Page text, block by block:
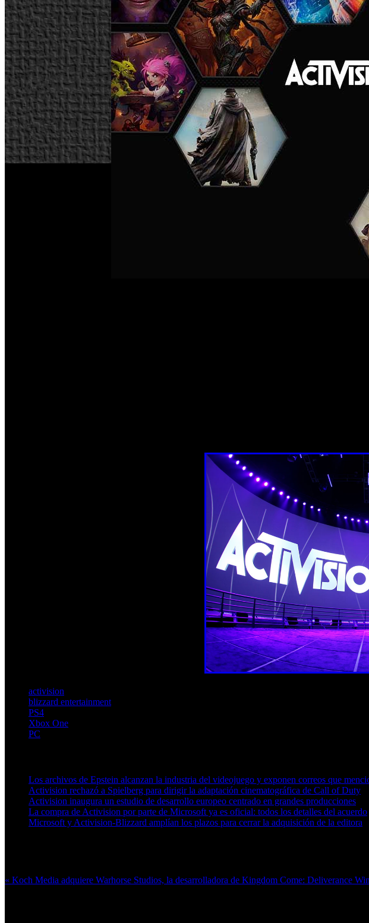
activision
blizzard entertainment
PS4
Xbox One
PC
Los archivos de Epstein alcanzan la industria del videojuego y exponen correos que
Activision rechazó a Spielberg para dirigir la adaptación cinematográfica de Call of Duty
Activision inaugura un estudio de desarrollo europeo centrado en grandes producciones
La compra de Activision por parte de Microsoft ya es oficial: todos los detalles del acuerdo
Microsoft y Activision-Blizzard amplían los plazos para cerrar la adquisición de la editora
« Koch Media adquiere Warhorse Studios, la desarrolladora de Kingdom Come: Deliverance